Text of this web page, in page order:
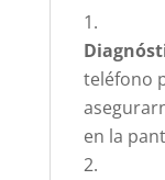
teléfono
en la